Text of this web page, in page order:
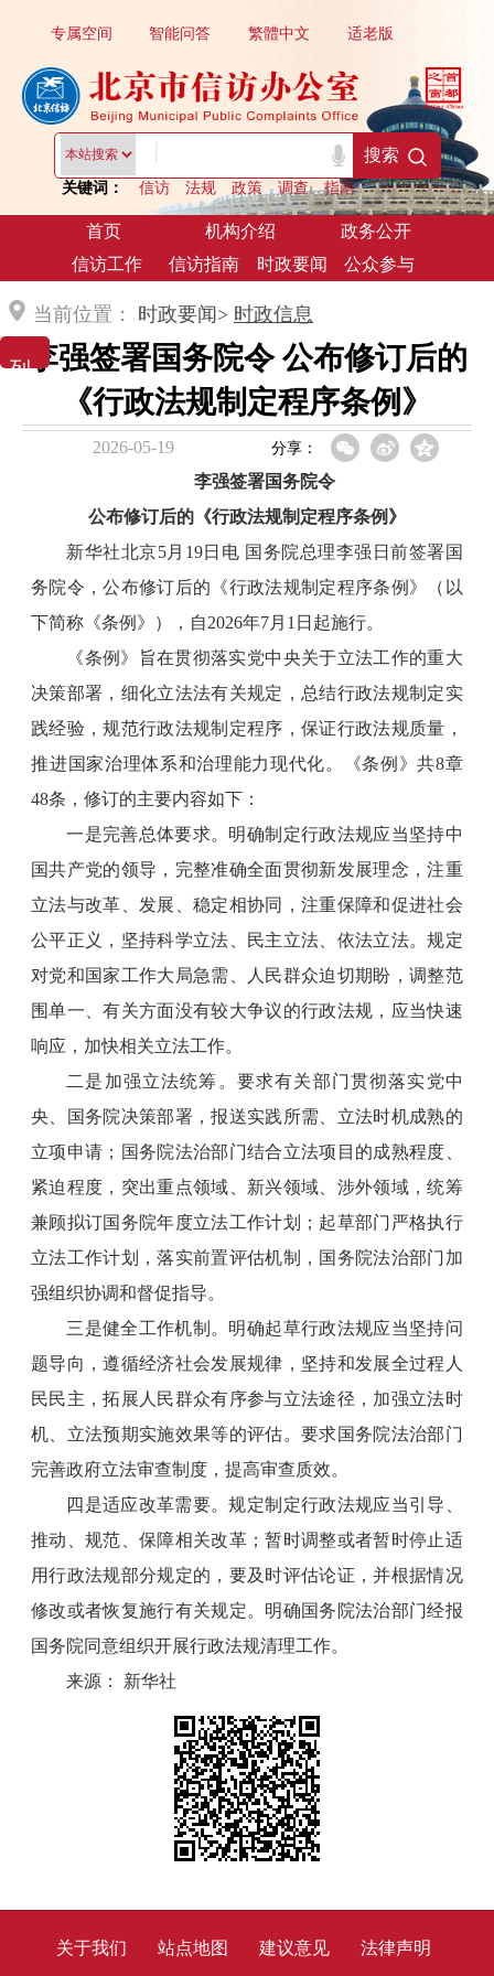
关键词： 信访 法规 政策 调查 指南
搜索
繁體中文
专属空间 适老版
智能问答
首页 机构介绍
政务公开
信访工作
信访指南 时政要闻 公众参与
当前位置： 时政要闻> 时政信息
李强签署国务院令 公布修订后的
《行政法规制定程序条例》
2026-05-19 分享：
李强签署国务院令
公布修订后的《行政法规制定程序条例》
新华社北京5月19日电 国务院总理李强日前签署国
务院令，公布修订后的《行政法规制定程序条例》（以
下简称《条例》），自2026年7月1日起施行。
《条例》旨在贯彻落实党中央关于立法工作的重大
决策部署，细化立法法有关规定，总结行政法规制定实
践经验，规范行政法规制定程序，保证行政法规质量，
推进国家治理体系和治理能力现代化。《条例》共8章
48条，修订的主要内容如下：
一是完善总体要求。明确制定行政法规应当坚持中
国共产党的领导，完整准确全面贯彻新发展理念，注重
立法与改革、发展、稳定相协同，注重保障和促进社会
公平正义，坚持科学立法、民主立法、依法立法。规定
对党和国家工作大局急需、人民群众迫切期盼，调整范
围单一、有关方面没有较大争议的行政法规，应当快速
响应，加快相关立法工作。
二是加强立法统筹。要求有关部门贯彻落实党中
央、国务院决策部署，报送实践所需、立法时机成熟的
立项申请；国务院法治部门结合立法项目的成熟程度、
紧迫程度，突出重点领域、新兴领域、涉外领域，统筹
兼顾拟订国务院年度立法工作计划；起草部门严格执行
立法工作计划，落实前置评估机制，国务院法治部门加
强组织协调和督促指导。
三是健全工作机制。明确起草行政法规应当坚持问
题导向，遵循经济社会发展规律，坚持和发展全过程人
民民主，拓展人民群众有序参与立法途径，加强立法时
机、立法预期实施效果等的评估。要求国务院法治部门
完善政府立法审查制度，提高审查质效。
四是适应改革需要。规定制定行政法规应当引导、
推动、规范、保障相关改革；暂时调整或者暂时停止适
用行政法规部分规定的，要及时评估论证，并根据情况
修改或者恢复施行有关规定。明确国务院法治部门经报
国务院同意组织开展行政法规清理工作。
来源： 新华社
关于我们 站点地图 建议意见 法律声明